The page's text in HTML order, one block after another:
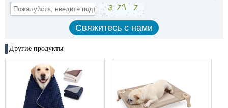
Другие продукты